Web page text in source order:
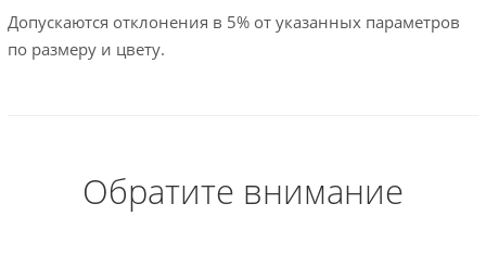
Допускаются отклонения в 5% от указанных параметров
по размеру и цвету.
Обратите внимание